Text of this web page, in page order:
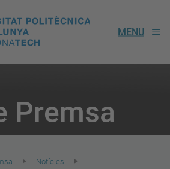
MENU
Premsa
Notícies